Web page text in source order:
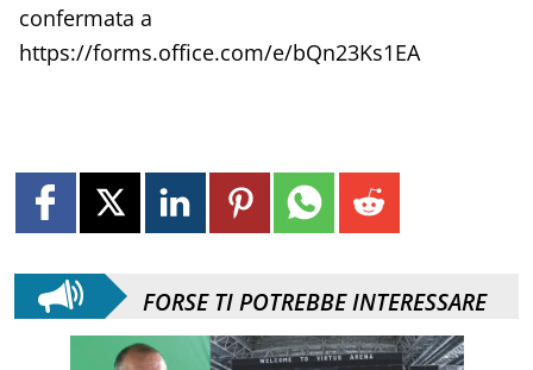
confermata a
https://forms.office.com/e/bQn23Ks1EA
FORSE TI POTREBBE INTERESSARE